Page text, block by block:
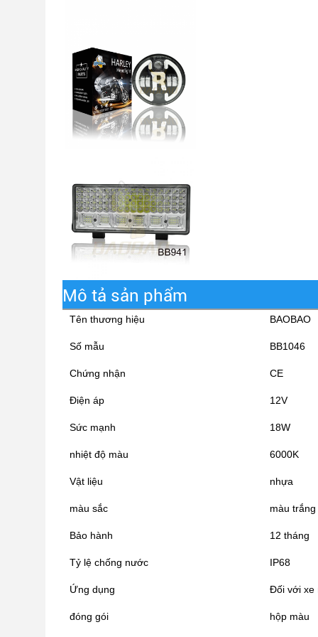
Mô tả sản phẩm
Tên thương hiệu BAOBAO
Số mẫu BB1046
Chứng nhận CE
Điện áp 12V
Sức mạnh 18W
nhiệt độ màu 6000K
Vật liệu nhựa
màu sắc màu
Bảo hành 12 tháng
Tỷ lệ chống nước IP68
Ứng dụng Đối với xe
đóng gói hộp màu